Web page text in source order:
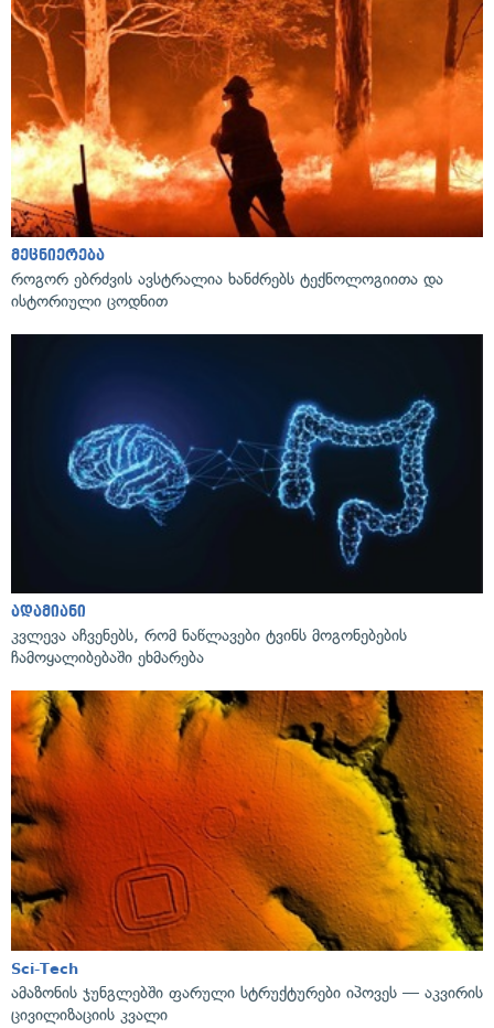
მეცნიერება
როგორ ებრძვის ავსტრალია ხანძრებს ტექნოლოგიითა და
ისტორიული ცოდნით
ადამიანი
კვლევა აჩვენებს, რომ ნაწლავები ტვინს მოგონებების
ჩამოყალიბებაში ეხმარება
Sci-Tech
ამაზონის ჯუნგლებში ფარული სტრუქტურები იპოვეს — აკვირის
ცივილიზაციის კვალი